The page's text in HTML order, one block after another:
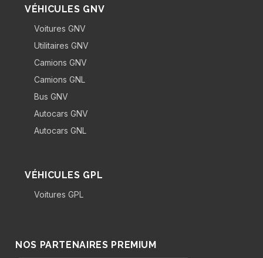
VÉHICULES GNV
Voitures GNV
Utilitaires GNV
Camions GNV
Camions GNL
Bus GNV
Autocars GNV
Autocars GNL
VÉHICULES GPL
Voitures GPL
NOS PARTENAIRES PREMIUM